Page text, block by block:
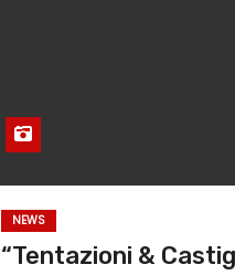
NEWS
“Tentazioni &